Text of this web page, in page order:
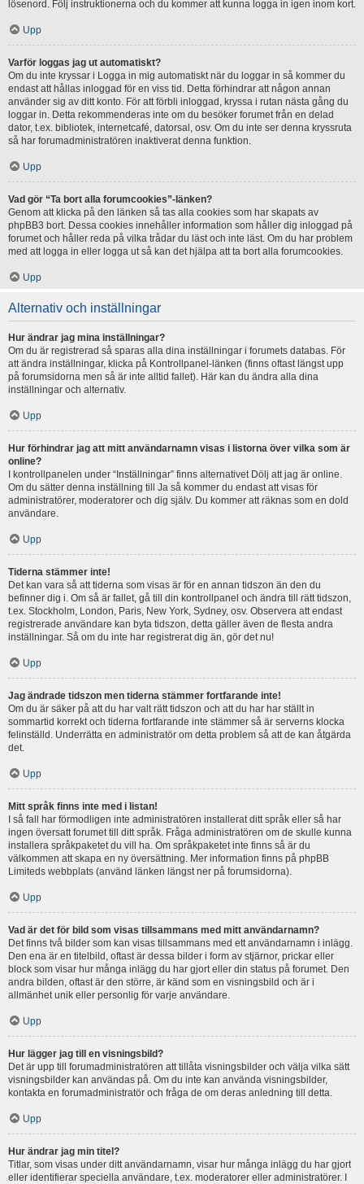
lösenord. Följ instruktionerna och du kommer att kunna logga in igen inom kort.
Upp
Varför loggas jag ut automatiskt?
Om du inte kryssar i Logga in mig automatiskt när du loggar in så kommer du
endast att hållas inloggad för en viss tid. Detta förhindrar att någon annan
använder sig av ditt konto. För att förbli inloggad, kryssa i rutan nästa gång du
loggar in. Detta rekommenderas inte om du besöker forumet från en delad
dator, t.ex. bibliotek, internetcafé, datorsal, osv. Om du inte ser denna kryssruta
så har forumadministratören inaktiverat denna funktion.
Upp
Vad gör “Ta bort alla forumcookies”-länken?
Genom att klicka på den länken så tas alla cookies som har skapats av
phpBB3 bort. Dessa cookies innehåller information som håller dig inloggad på
forumet och håller reda på vilka trådar du läst och inte läst. Om du har problem
med att logga in eller logga ut så kan det hjälpa att ta bort alla forumcookies.
Upp
Alternativ och inställningar
Hur ändrar jag mina inställningar?
Om du är registrerad så sparas alla dina inställningar i forumets databas. För
att ändra inställningar, klicka på Kontrollpanel-länken (finns oftast längst upp
på forumsidorna men så är inte alltid fallet). Här kan du ändra alla dina
inställningar och alternativ.
Upp
Hur förhindrar jag att mitt användarnamn visas i listorna över vilka som är
online?
I kontrollpanelen under “Inställningar” finns alternativet Dölj att jag är online.
Om du sätter denna inställning till Ja så kommer du endast att visas för
administratörer, moderatorer och dig själv. Du kommer att räknas som en dold
användare.
Upp
Tiderna stämmer inte!
Det kan vara så att tiderna som visas är för en annan tidszon än den du
befinner dig i. Om så är fallet, gå till din kontrollpanel och ändra till rätt tidszon,
t.ex. Stockholm, London, Paris, New York, Sydney, osv. Observera att endast
registrerade användare kan byta tidszon, detta gäller även de flesta andra
inställningar. Så om du inte har registrerat dig än, gör det nu!
Upp
Jag ändrade tidszon men tiderna stämmer fortfarande inte!
Om du är säker på att du har valt rätt tidszon och att du har har ställt in
sommartid korrekt och tiderna fortfarande inte stämmer så är serverns klocka
felinställd. Underrätta en administratör om detta problem så att de kan åtgärda
det.
Upp
Mitt språk finns inte med i listan!
I så fall har förmodligen inte administratören installerat ditt språk eller så har
ingen översatt forumet till ditt språk. Fråga administratören om de skulle kunna
installera språkpaketet du vill ha. Om språkpaketet inte finns så är du
välkommen att skapa en ny översättning. Mer information finns på phpBB
Limiteds webbplats (använd länken längst ner på forumsidorna).
Upp
Vad är det för bild som visas tillsammans med mitt användarnamn?
Det finns två bilder som kan visas tillsammans med ett användarnamn i inlägg.
Den ena är en titelbild, oftast är dessa bilder i form av stjärnor, prickar eller
block som visar hur många inlägg du har gjort eller din status på forumet. Den
andra bilden, oftast är den större, är känd som en visningsbild och är i
allmänhet unik eller personlig för varje användare.
Upp
Hur lägger jag till en visningsbild?
Det är upp till forumadministratören att tillåta visningsbilder och välja vilka sätt
visningsbilder kan användas på. Om du inte kan använda visningsbilder,
kontakta en forumadministratör och fråga de om deras anledning till detta.
Upp
Hur ändrar jag min titel?
Titlar, som visas under ditt användarnamn, visar hur många inlägg du har gjort
eller identifierar speciella användare, t.ex. moderatorer eller administratörer. I